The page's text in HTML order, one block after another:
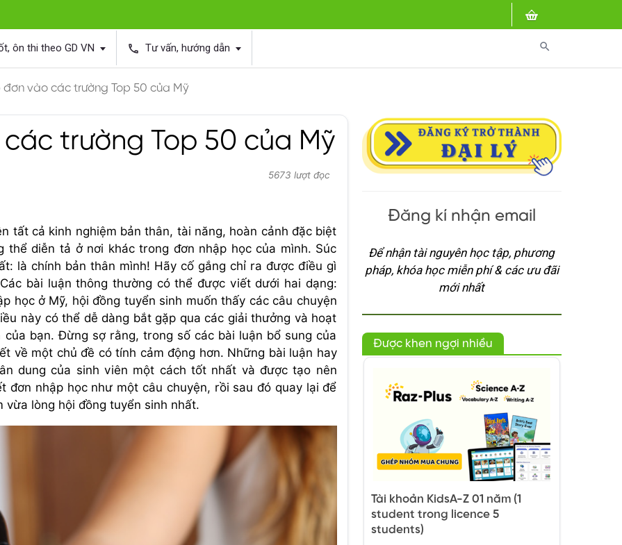
search
ôn thi theo GD VN phone Tư vấn, hướng dẫn
vào các trường Top 50 của Mỹ
trường Top 50 của Mỹ
5673 lượt đọc
tất cả kinh nghiệm bản thân, tài năng, hoàn cảnh đặc biệt
thể diễn tả ở nơi khác trong đơn nhập học của mình. Súc
là chính bản thân mình! Hãy cố gắng chỉ ra được điều gì
bài luận thông thường có thể được viết dưới hai dạng:
học ở Mỹ, hội đồng tuyển sinh muốn thấy các câu chuyện
này có thể dễ dàng bắt gặp qua các giải thưởng và hoạt
bạn. Đừng sợ rằng, trong số các bài luận bổ sung của
về một chủ đề có tính cảm động hơn. Những bài luận hay
dung của sinh viên một cách tốt nhất và được tạo nên
đơn nhập học như một câu chuyện, rồi sau đó quay lại để
vừa lòng hội đồng tuyển sinh nhất.
Đăng kí nhận email
Để nhận tài nguyên học tập, phương
pháp, khóa học miễn phí & các ưu đãi
mới nhất
Được khen ngợi nhiều
Tài khoản KidsA-Z 01 năm (1
student trong licence 5
students)